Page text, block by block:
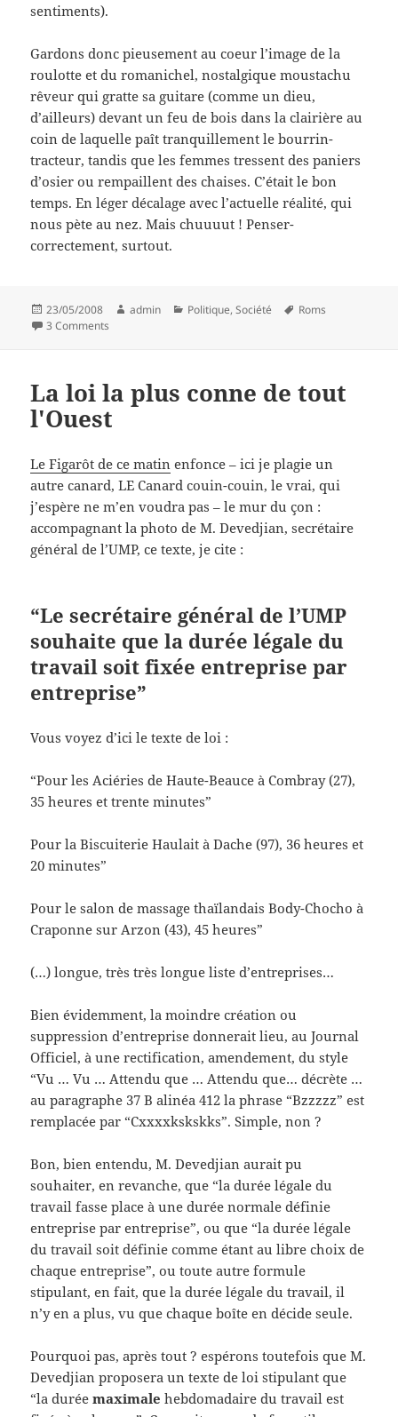
sentiments).
Gardons donc pieusement au coeur l’image de la
roulotte et du romanichel, nostalgique moustachu
rêveur qui gratte sa guitare (comme un dieu,
d’ailleurs) devant un feu de bois dans la clairière au
coin de laquelle paît tranquillement le bourrin-
tracteur, tandis que les femmes tressent des paniers
d’osier ou rempaillent des chaises. C’était le bon
temps. En léger décalage avec l’actuelle réalité, qui
nous pète au nez. Mais chuuuut ! Penser-
correctement, surtout.
Posted
on
23/05/2008 Author
admin Categories
Politique,Société Tags
Roms
3 Comments
La loi la plus conne de tout
l'Ouest
Le Figarôt de ce matin enfonce – ici je plagie un
autre canard, LE Canard couin-couin, le vrai, qui
j’espère ne m’en voudra pas – le mur du çon :
accompagnant la photo de M. Devedjian, secrétaire
général de l’UMP, ce texte, je cite :
“Le secrétaire général de l’UMP
souhaite que la durée légale du
travail soit fixée entreprise par
entreprise”
Vous voyez d’ici le texte de loi :
“Pour les Aciéries de Haute-Beauce à Combray (27),
35 heures et trente minutes”
Pour la Biscuiterie Haulait à Dache (97), 36 heures et
20 minutes”
Pour le salon de massage thaïlandais Body-Chocho à
Craponne sur Arzon (43), 45 heures”
(…) longue, très très longue liste d’entreprises…
Bien évidemment, la moindre création ou
suppression d’entreprise donnerait lieu, au Journal
Officiel, à une rectification, amendement, du style
“Vu … Vu … Attendu que … Attendu que… décrète …
au paragraphe 37 B alinéa 412 la phrase “Bzzzzz” est
remplacée par “Cxxxxkskskks”. Simple, non ?
Bon, bien entendu, M. Devedjian aurait pu
souhaiter, en revanche, que “la durée légale du
travail fasse place à une durée normale définie
entreprise par entreprise”, ou que “la durée légale
du travail soit définie comme étant au libre choix de
chaque entreprise”, ou toute autre formule
stipulant, en fait, que la durée légale du travail, il
n’y en a plus, vu que chaque boîte en décide seule.
Pourquoi pas, après tout ? espérons toutefois que M.
Devedjian proposera un texte de loi stipulant que
“la duréemaximalehebdomadaire du travail est